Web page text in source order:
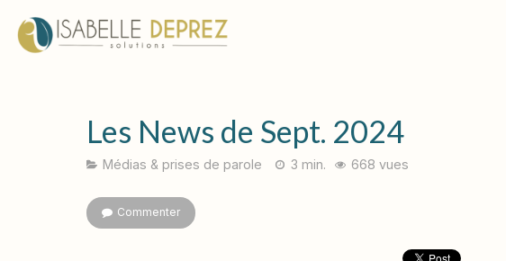
Les News de Sept. 2024
Médias & prises de parole 3 min. 668 vues
Commenter